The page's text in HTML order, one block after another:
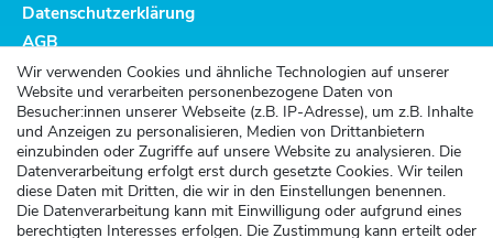
Wir verwenden Cookies und ähnliche Technologien auf unserer
Website und verarbeiten personenbezogene Daten von
Besucher:innen unserer Webseite (z.B. IP-Adresse), um z.B. Inhalte
und Anzeigen zu personalisieren, Medien von Drittanbietern
einzubinden oder Zugriffe auf unsere Website zu analysieren. Die
Datenverarbeitung erfolgt erst durch gesetzte Cookies. Wir teilen
diese Daten mit Dritten, die wir in den Einstellungen benennen.
Die Datenverarbeitung kann mit Einwilligung oder aufgrund eines
berechtigten Interesses erfolgen. Die Zustimmung kann erteilt oder
Datenschutzerklärung
AGB
Altbatterieentsorgung
Kundenservice
Versand
Zahlung
Widerrufsrecht